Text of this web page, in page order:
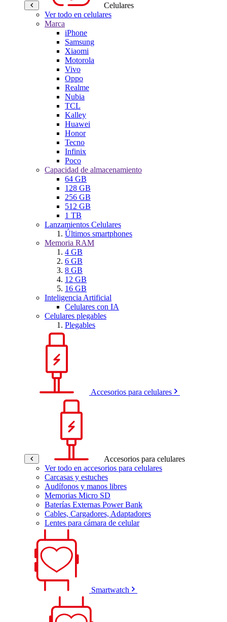
Celulares
Ver todo en celulares
Marca
iPhone
Samsung
Xiaomi
Motorola
Vivo
Oppo
Realme
Nubia
TCL
Kalley
Huawei
Honor
Tecno
Infinix
Poco
Capacidad de almacenamiento
64 GB
128 GB
256 GB
512 GB
1 TB
Lanzamientos Celulares
Últimos smartphones
Memoria RAM
4 GB
6 GB
8 GB
12 GB
16 GB
Inteligencia Artificial
Celulares con IA
Celulares plegables
Plegables
Accesorios para celulares
Accesorios para celulares
Ver todo en accesorios para celulares
Carcasas y estuches
Audífonos y manos libres
Memorias Micro SD
Baterías Externas Power Bank
Cables, Cargadores, Adaptadores
Lentes para cámara de celular
Smartwatch